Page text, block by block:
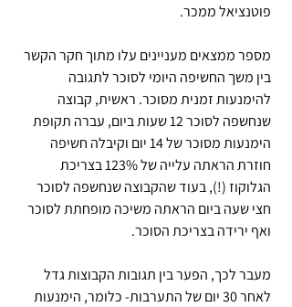
פוטנציאל ממכר.
מספר ממצאים מעניינים עלו מתוך חקר הקשר
בין משך החשיפה היומי לסוכר לתגובה
להימנעות זמנית מסוכר. ראשית, קבוצה
שנחשפה לסוכר 12 שעות ביום, עברה תקופת
הימנעות מסוכר של 14 יום וקיבלה חשיפה
חוזרת הראתה עלייה של 123% בצריכת
הגלוקוז (!), בעוד שהקבוצה שנחשפה לסוכר
חצי שעה ביום הראתה משיכה מופחתת לסוכר
ואף ירידה בצריכת הסוכר.
מעבר לכך, הפער בין תגובות הקבוצות גדל
לאחר 30 יום של התערבות- כלומר, הימנעות